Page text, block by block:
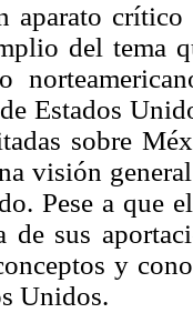
aparato
del tema
Estados
sobre
visión
Pese a que
de sus
y
Unidos.